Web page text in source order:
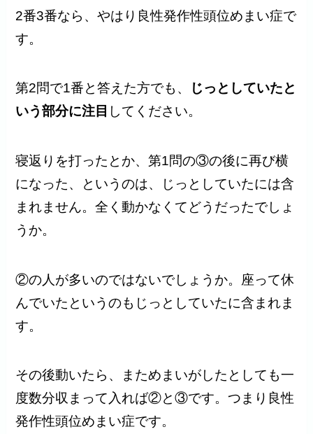
2番3番なら、やはり良性発作性頭位めまい症で
す。
第2問で1番と答えた方でも、
じっとしていたと
いう部分に注目 してください。
寝返りを打ったとか、第1問の③の後に再び横
になった、というのは、じっとしていたには含
まれません。全く動かなくてどうだったでしょ
うか。
②の人が多いのではないでしょうか。座って休
んでいたというのもじっとしていたに含まれま
す。
その後動いたら、まためまいがしたとしても一
度数分収まって入れば②と③です。つまり良性
発作性頭位めまい症です。